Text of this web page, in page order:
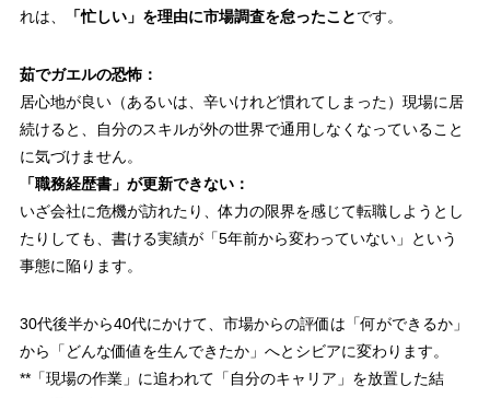
れは、
「忙しい」を理由に市場調査を怠ったことです。
茹でガエルの恐怖：
居心地が良い（あるいは、辛いけれど慣れてしまった）現場に居
続けると、自分のスキルが外の世界で通用しなくなっていること
に気づけません。
「職務経歴書」が更新できない：
いざ会社に危機が訪れたり、体力の限界を感じて転職しようとし
たりしても、書ける実績が「5年前から変わっていない」という
事態に陥ります。
30代後半から40代にかけて、市場からの評価は「何ができるか」
から「どんな価値を生んできたか」へとシビアに変わります。
**「現場の作業」に追われて「自分のキャリア」を放置した結